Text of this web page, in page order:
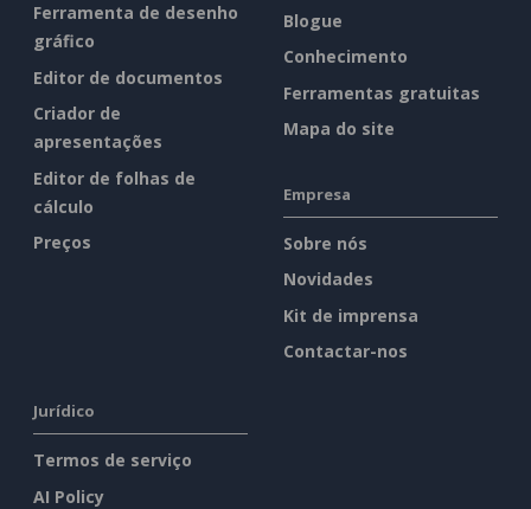
Ferramenta de desenho
gráfico
Editor de documentos
Criador de
apresentações
Editor de folhas de
cálculo
Preços
Blogue
Conhecimento
Ferramentas gratuitas
Mapa do site
Empresa
Sobre nós
Novidades
Kit de imprensa
Contactar-nos
Jurídico
Termos de serviço
AI Policy